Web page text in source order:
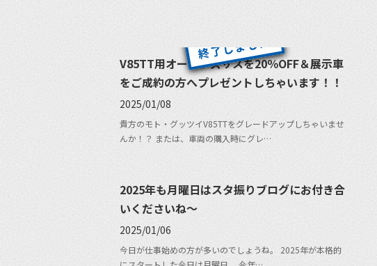
V85TT用オーリンズサスを20％OFF＆展示車
をご成約の方へプレゼントしちゃいます！！
2025/01/08
貴方のモト・グッツイV85TTをグレードアップしちゃいませ
んか！？ または、車両の購入時にグレ…
2025年も月曜日はスタ振りブログにお付き合
いくださいね〜
2025/01/06
今日が仕事始めの方が多いのでしょうね。 2025年が本格的